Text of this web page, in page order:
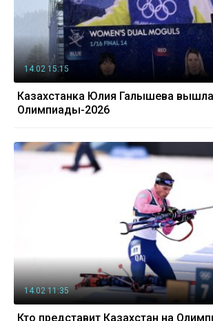
14.02 15:15
Казахстанка Юлия Галышева
Олимпиады-2026
14.02 11:35
Кто представит Казахстан на